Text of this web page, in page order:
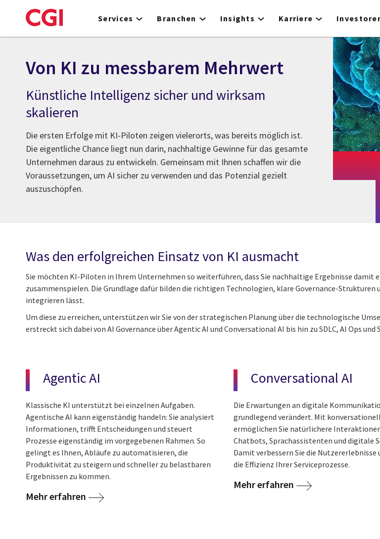
to
Services Branchen Insights Karriere
Von KI zu messbarem Mehrwert
Künstliche Intelligenz sicher und wirksam
skalieren
Die ersten Erfolge mit KI-Piloten zeigen vielerorts, was bereits möglich ist.
Die eigentliche Chance liegt nun darin, nachhaltige Gewinne für das gesamte
Unternehmen daraus zu entwickeln. Gemeinsam mit Ihnen schaffen wir die
Voraussetzungen, um AI sicher zu verwenden und das Potenzial gezielt
auszuschöpfen.
Was den erfolgreichen Einsatz von KI ausmacht
Sie möchten KI-Piloten in Ihrem Unternehmen so weiterführen, dass Sie nachhaltige Ergebnisse
zusammenspielen. Die Grundlage dafür bilden die richtigen Technologien, klare Governance-Strukturen
integrieren lässt.
Um diese zu erreichen, unterstützen wir Sie von der strategischen Planung über die technologische
erstreckt sich dabei von AI Governance über Agentic AI und Conversational AI bis hin zu SDLC, AI Ops und
Agentic AI
Klassische KI unterstützt bei einzelnen Aufgaben.
Agentische AI kann eigenständig handeln: Sie analysiert
Informationen, trifft Entscheidungen und steuert
Prozesse eigenständig im vorgegebenen Rahmen. So
gelingt es Ihnen, Abläufe zu automatisieren, die
Produktivität zu steigern und schneller zu belastbaren
Ergebnissen zu kommen.
Mehr erfahren
Conversational AI
Die Erwartungen an digitale
grundlegend verändert. Mit
ermöglichen Sie natürlichere
Chatbots, Sprachassistenten und digitale
Damit verbessern Sie die Nutzererlebnisse
die Effizienz Ihrer Serviceprozesse.
Mehr erfahren